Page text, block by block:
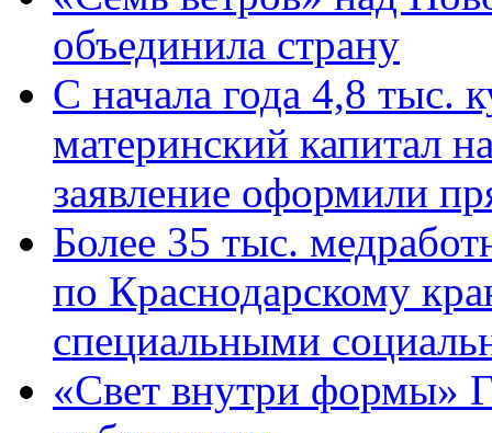
объединила страну
С начала года 4,8 тыс.
материнский капитал
заявление оформили
Более 35 тыс.
по Краснодарскому
специальными
«Свет внутри формы»